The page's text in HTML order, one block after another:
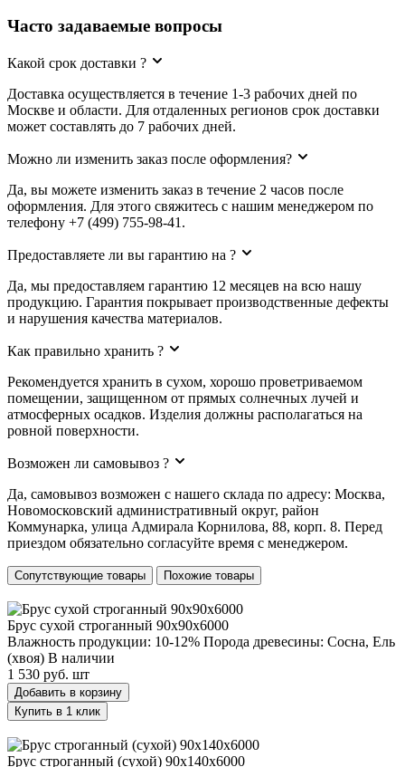
Часто задаваемые вопросы
Какой срок доставки ?
Доставка осуществляется в течение 1-3 рабочих дней по
Москве и области. Для отдаленных регионов срок доставки
может составлять до 7 рабочих дней.
Можно ли изменить заказ после оформления?
Да, вы можете изменить заказ в течение 2 часов после
оформления. Для этого свяжитесь с нашим менеджером по
телефону +7 (499) 755-98-41.
Предоставляете ли вы гарантию на ?
Да, мы предоставляем гарантию 12 месяцев на всю нашу
продукцию. Гарантия покрывает производственные дефекты
и нарушения качества материалов.
Как правильно хранить ?
Рекомендуется хранить в сухом, хорошо проветриваемом
помещении, защищенном от прямых солнечных лучей и
атмосферных осадков. Изделия должны располагаться на
ровной поверхности.
Возможен ли самовывоз ?
Да, самовывоз возможен с нашего склада по адресу: Москва,
Новомосковский административный округ, район
Коммунарка, улица Адмирала Корнилова, 88, корп. 8. Перед
приездом обязательно согласуйте время с менеджером.
Сопутствующие товары Похожие товары
Брус сухой строганный 90х90х6000
Влажность продукции: 10-12% Порода древесины: Сосна, Ель
(хвоя) В наличии
1 530 руб. шт
Добавить в корзину
Купить в 1 клик
Брус строганный (сухой) 90х140х6000